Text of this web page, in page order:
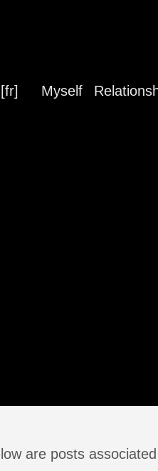
[fr] Myself
are posts